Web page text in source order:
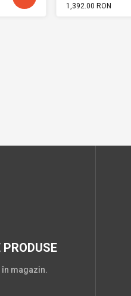
1,392.00 RON
PRODUSE
în magazin.